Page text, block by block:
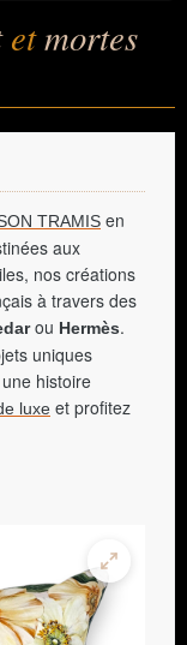
etmortes
TRAMIS en
aux
nos créations
à travers des
ou Hermès.
uniques
histoire
luxe et profitez